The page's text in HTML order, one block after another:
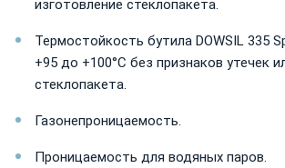
изготовление стеклопакета.
Термостойкость бутила DOWSIL 335
+95 до +100°C без признаков утечек
стеклопакета.
Газонепроницаемость.
Проницаемость для водяных паров.